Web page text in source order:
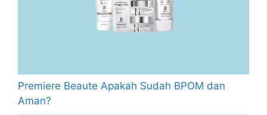
Premiere Beaute Apakah Sudah BPOM dan
Aman?